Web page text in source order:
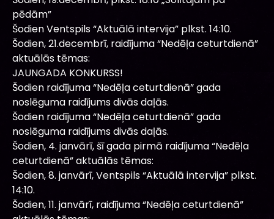
pēdām”
Šodien Ventspils “Aktuālā intervija” plkst. 14:10.
Šodien, 21.decembrī, raidījuma “Nedēļa ceturtdienā”
aktuālās tēmas:
JAUNGADA KONKURSS!
Šodien raidījuma “Nedēļa ceturtdienā” gada
noslēguma raidījums divās daļās.
Šodien raidījuma “Nedēļa ceturtdienā” gada
noslēguma raidījums divās daļās.
Šodien, 4. janvārī, šī gada pirmā raidījuma “Nedēļa
ceturtdienā” aktuālās tēmas:
Šodien, 8. janvārī, Ventspils “Aktuālā intervija” plkst.
14:10.
Šodien, 11. janvārī, raidījuma “Nedēļa ceturtdienā”